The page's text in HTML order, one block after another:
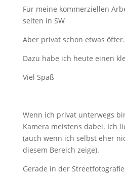
Für meine kommerziellen
selten in SW
Aber privat schon etwas öfter.
Dazu habe ich heute einen
Viel Spaß
Wenn ich privat unterwegs
Kamera meistens dabei. Ich
(auch wenn ich selbst eher
diesem Bereich zeige).
Gerade in der